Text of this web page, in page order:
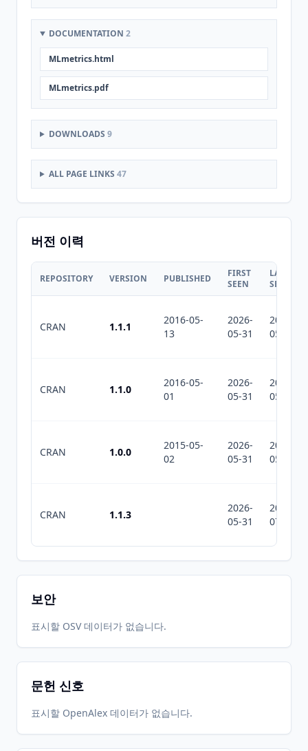
DOCUMENTATION 2
MLmetrics.html
MLmetrics.pdf
DOWNLOADS 9
ALL PAGE LINKS 47
버전 이력
REPOSITORY VERSION PUBLISHED
FIRST
SEEN
LAST
SEEN
CRAN 1.1.1
2016-05-
13
2026-
05-31
2026-
05-31
CRAN 1.1.0
2016-05-
01
2026-
05-31
2026-
05-31
CRAN 1.0.0
2015-05-
02
2026-
05-31
2026-
05-31
CRAN 1.1.3
2026-
05-31
2026-
07-10
보안
표시할 OSV 데이터가 없습니다.
문헌 신호
표시할 OpenAlex 데이터가 없습니다.